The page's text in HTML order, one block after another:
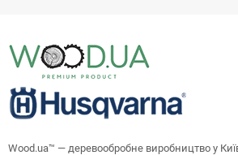
Wood.ua™ — деревообробне виробництво у